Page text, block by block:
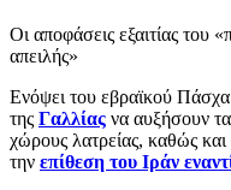
Οι αποφάσεις εξαιτίας του
απειλής»
Ενόψει του εβραϊκού
της Γαλλίας να αυξήσουν
χώρους λατρείας, καθώς
την επίθεση του Ιράν